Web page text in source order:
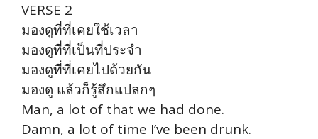
VERSE 2
มองดูที่ที่เคยใช้เวลา
มองดูที่ที่เป็นที่ประจำ
มองดูที่ที่เคยไปด้วยกัน
มองดู แล้วก็รู้สึกแปลกๆ
Man, a lot of that we had done.
Damn, a lot of time I’ve been drunk.